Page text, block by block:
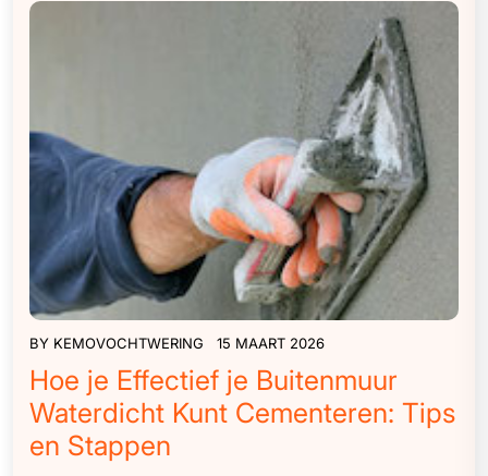
BY KEMOVOCHTWERING 15 MAART 2026
Hoe je Effectief je Buitenmuur
Waterdicht Kunt Cementeren: Tips
en Stappen